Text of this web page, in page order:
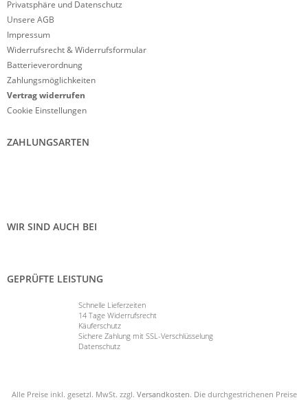
Privatsphäre und Datenschutz
Unsere AGB
Impressum
Widerrufsrecht & Widerrufsformular
Batterieverordnung
Zahlungsmöglichkeiten
Vertrag widerrufen
Cookie Einstellungen
ZAHLUNGSARTEN
WIR SIND AUCH BEI
GEPRÜFTE LEISTUNG
Schnelle Lieferzeiten
14 Tage Widerrufsrecht
Käuferschutz
Sichere Zahlung mit SSL-Verschlüsselung
Datenschutz
Alle Preise inkl. gesetzl. MwSt. zzgl. Versandkosten. Die durchgestrichenen Preise